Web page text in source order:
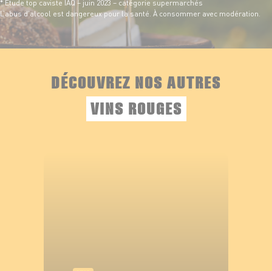
* Étude top caviste IAQ – juin 2023 – catégorie supermarchés
L’abus d’alcool est dangereux pour la santé. À consommer avec modération.
DÉCOUVREZ NOS AUTRES
VINS ROUGES